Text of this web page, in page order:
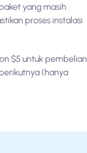
yang masih
proses instalasi
$5 untuk pembelian
(hanya